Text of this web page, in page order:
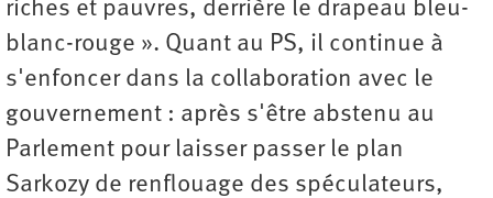
riches et pauvres, derrière le drapeau bleu-
blanc-rouge ». Quant au PS, il continue à
s'enfoncer dans la collaboration avec le
gouvernement : après s'être abstenu au
Parlement pour laisser passer le plan
Sarkozy de renflouage des spéculateurs,